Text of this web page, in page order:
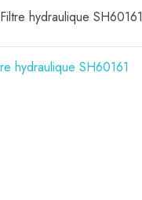
Filtre hydraulique SH60161